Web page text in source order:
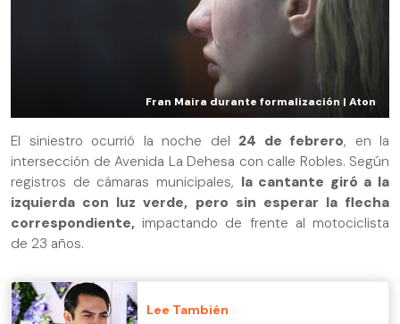
Fran Maira durante formalización | Aton
El siniestro ocurrió la noche del 24 de febrero, en la
intersección de Avenida La Dehesa con calle Robles. Según
registros de cámaras municipales, la cantante giró a la
izquierda con luz verde, pero sin esperar la flecha
correspondiente, impactando de frente al motociclista
de 23 años.
Lee También